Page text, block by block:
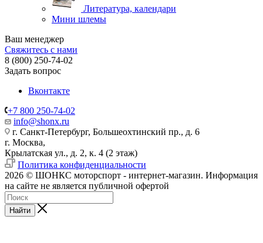
Литература, календари
Мини шлемы
Ваш менеджер
Свяжитесь с нами
8 (800) 250-74-02
Задать вопрос
Вконтакте
+7 800 250-74-02
info@shonx.ru
г. Санкт-Петербург, Большеохтинский пр., д. 6
г. Москва,
Крылатская ул., д. 2, к. 4 (2 этаж)
Политика конфиденциальности
2026 © ШОНКС моторспорт - интернет-магазин. Информация
на сайте не является публичной офертой
Найти